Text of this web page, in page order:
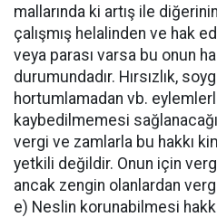
mallarında ki artış ile
çalışmış helalinden ve hak
veya parası varsa bu onun
durumundadır. Hırsızlık,
hortumlamadan vb.
kaybedilmemesi
vergi ve zamlarla bu hakkı
yetkili değildir. Onun için
ancak zengin olanlardan
e) Neslin korunabilmesi